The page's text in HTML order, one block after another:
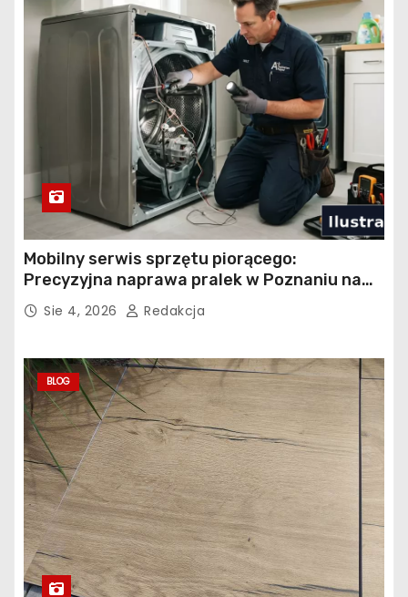
Mobilny serwis sprzętu piorącego:
Precyzyjna naprawa pralek w Poznaniu na
Piątkowie
Sie 4, 2026 Redakcja
BLOG